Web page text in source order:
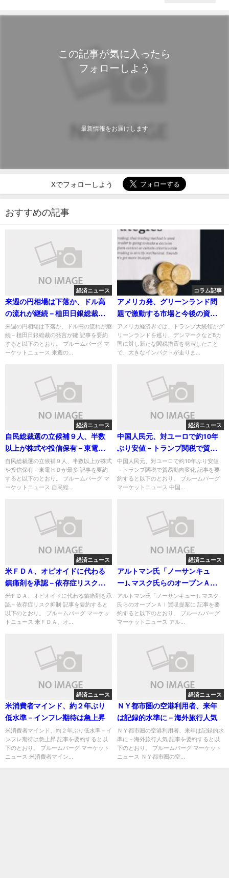
この記事が気に入ったら
フォローしよう
最新情報をお届けします
Xでフォローしよう
おすすめの記事
経済ニュース
来週の円相場は下落か、ドル高
の流れが継続－植田日銀総裁の
発言が鍵
来週の円相場は下落か、ドル高の流れが継
続－植田日銀総裁の発言が鍵 記事を要約
すると以下のとおり。 ブルームバーグ マ
ーケットニュース 来週の...
コラム記事
アメリカ発、グリーンランド問
題で激動する市場と今後の資産
運用のヒント
アメリカ経済界では、トランプ大統領がグ
リーンランドを巡り、デンマークなど8カ
国に対し新たな関税措置を発表したこと
で、大きなインパクトが走りま...
経済ニュース
自民総裁選の立候補９人、半数
以上が株式や投信保有－東電Ｈ
Ｄが最多
自民総裁選の立候補９人、半数以上が株式
や投信保有－東電ＨＤが最多 記事を要約
すると以下のとおり。 ブルームバーグ マ
ーケットニュース 自民総...
経済ニュース
中国人民元、対ユーロで約10年
ぶり安値－トランプ関税で貿易
動向変化
中国人民元、対ユーロで約10年ぶり安値
－トランプ関税で貿易動向変化 記事を要
約すると以下のとおり。 ブルームバーグ
マーケットニュース 中国...
経済ニュース
米ＦＤＡ、オピオイドに代わる
鎮痛剤を承認－依存症リスク抑
制
米ＦＤＡ、オピオイドに代わる鎮痛剤を承
認－依存症リスク抑制 記事を要約すると
以下のとおり。 ブルームバーグ マーケッ
トニュース 米ＦＤＡ、オ...
経済ニュース
アルトマン氏「ノーサンキュ
ー｣､マスク氏らのオープンＡＩ
買収提案に
アルトマン氏「ノーサンキュー｣､マスク
氏らのオープンＡＩ買収提案に 記事を要
約すると以下のとおり。 ブルームバーグ
マーケットニュース アル...
経済ニュース
米消費者マインド、約２年ぶり
低水準－インフレ期待は急上昇
米消費者マインド、約２年ぶり低水準－イ
ンフレ期待は急上昇 記事を要約すると以
下のとおり。 ブルームバーグ マーケット
ニュース 米消費者マイン...
経済ニュース
ＮＹ都市圏の空港利用者、来年
は記録的水準に－海外旅行人気
ＮＹ都市圏の空港利用者、来年は記録的水
準に－海外旅行人気 記事を要約すると以
下のとおり。 ブルームバーグ マーケット
ニュース ＮＹ都市圏の空...